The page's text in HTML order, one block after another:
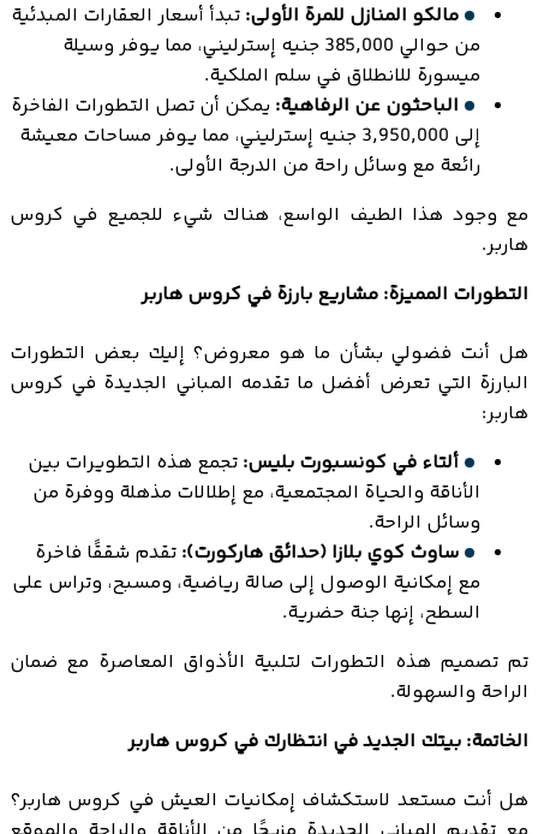
مالكو المنازل للمرة الأولى: تبدأ أسعار العقارات المبدئية
من حوالي 385,000 جنيه إسترليني، مما يوفر وسيلة
ميسورة للانطلاق في سلم الملكية.
الباحثون عن الرفاهية: يمكن أن تصل التطورات الفاخرة
إلى 3,950,000 جنيه إسترليني، مما يوفر مساحات معيشة
رائعة مع وسائل راحة من الدرجة الأولى.
مع وجود هذا الطيف الواسع، هناك شيء للجميع في كروس
هاربر.
التطورات المميزة: مشاريع بارزة في كروس هاربر
هل أنت فضولي بشأن ما هو معروض؟ إليك بعض التطورات
البارزة التي تعرض أفضل ما تقدمه المباني الجديدة في كروس
هاربر:
ألتاء في كونسبورت بليس: تجمع هذه التطويرات بين
الأناقة والحياة المجتمعية، مع إطلالات مذهلة ووفرة من
وسائل الراحة.
ساوث كوي بلازا (حدائق هاركورت): تقدم شققًا فاخرة
مع إمكانية الوصول إلى صالة رياضية، ومسبح، وتراس على
السطح، إنها جنة حضرية.
تم تصميم هذه التطورات لتلبية الأذواق المعاصرة مع ضمان
الراحة والسهولة.
الخاتمة: بيتك الجديد في انتظارك في كروس هاربر
هل أنت مستعد لاستكشاف إمكانيات العيش في كروس هاربر؟